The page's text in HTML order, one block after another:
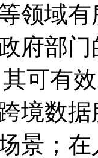
领域
府部
可有
境数
景；